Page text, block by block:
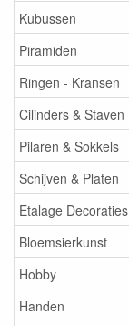
Kubussen
Piramiden
Ringen - Kransen
Cilinders & Staven
Pilaren & Sokkels
Schijven & Platen
Etalage Decoraties
Bloemsierkunst
Hobby
Handen